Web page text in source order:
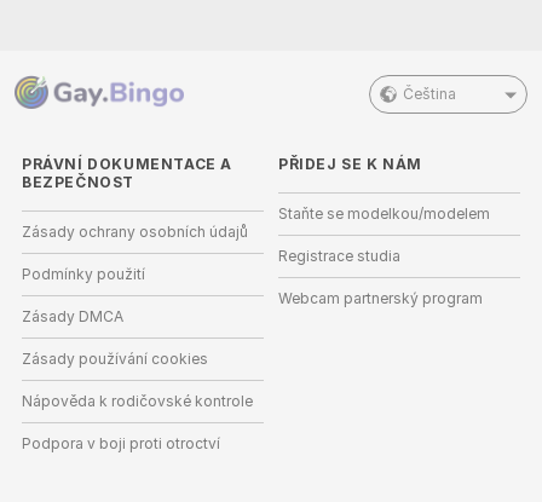
Čeština
PRÁVNÍ DOKUMENTACE A
BEZPEČNOST
Zásady ochrany osobních údajů
Podmínky použití
Zásady DMCA
Zásady používání cookies
Nápověda k rodičovské kontrole
Podpora v boji proti otroctví
PŘIDEJ SE K NÁM
Staňte se modelkou/modelem
Registrace studia
Webcam partnerský program